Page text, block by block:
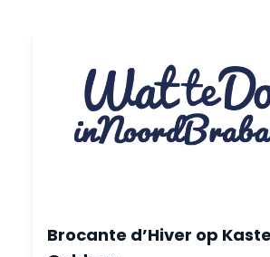
Brocante d’Hiver op